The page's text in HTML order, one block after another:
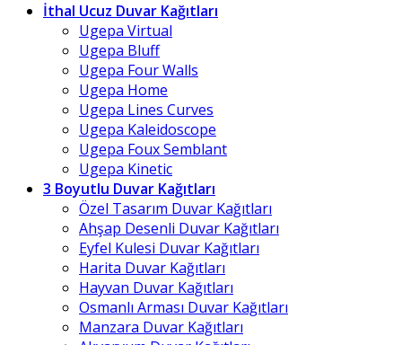
İthal Ucuz Duvar Kağıtları
Ugepa Virtual
Ugepa Bluff
Ugepa Four Walls
Ugepa Home
Ugepa Lines Curves
Ugepa Kaleidoscope
Ugepa Foux Semblant
Ugepa Kinetic
3 Boyutlu Duvar Kağıtları
Özel Tasarım Duvar Kağıtları
Ahşap Desenli Duvar Kağıtları
Eyfel Kulesi Duvar Kağıtları
Harita Duvar Kağıtları
Hayvan Duvar Kağıtları
Osmanlı Arması Duvar Kağıtları
Manzara Duvar Kağıtları